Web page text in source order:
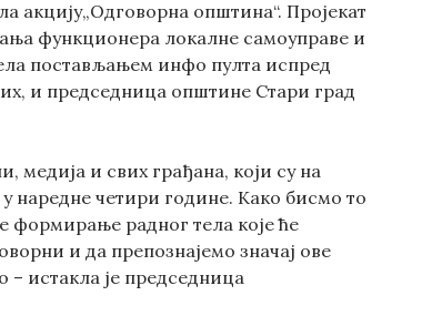
акцију„Одговорна општина“. Пројекат
функционера локалне самоуправе и
постављањем инфо пулта испред
и председница општине Стари град
медија и свих грађана, који су на
наредне четири године. Како бисмо то
формирање радног тела које ће
и да препознајемо значај ове
истакла је председница